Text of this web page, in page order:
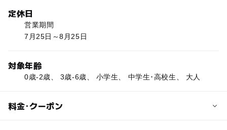
定休日
営業期間
7月25日～8月25日
対象年齢
0歳-2歳、 3歳-6歳、 小学生、 中学生･高校生、 大人
料金･クーポン